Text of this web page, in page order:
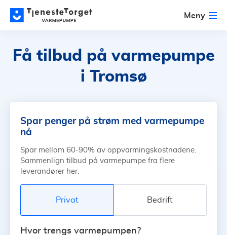
Meny
Få tilbud på varmepumpe
i Tromsø
Spar penger på strøm med varmepumpe
nå
Spar mellom 60-90% av oppvarmingskostnadene.
Sammenlign tilbud på varmepumpe fra flere
leverandører her.
Privat Bedrift
Hvor trengs varmepumpen?